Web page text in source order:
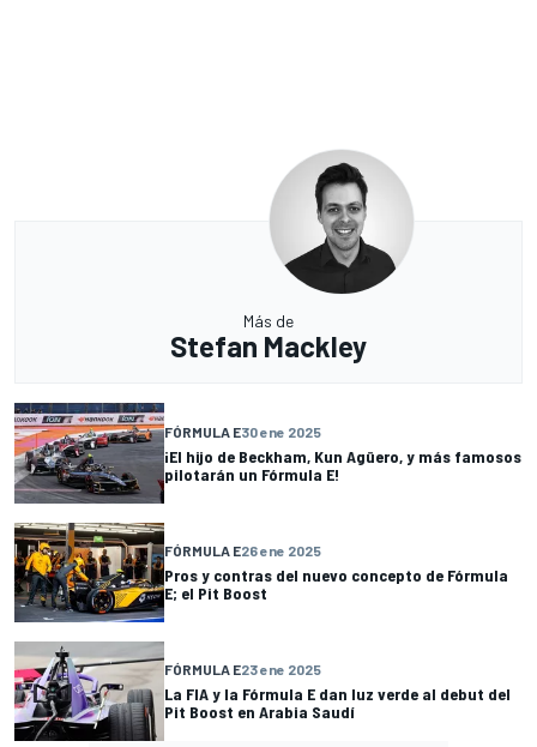
Más de
Stefan Mackley
FÓRMULA E30 ene 2025
¡El hijo de Beckham, Kun Agüero, y más famosos
pilotarán un Fórmula E!
FÓRMULA E26 ene 2025
Pros y contras del nuevo concepto de Fórmula
E; el Pit Boost
FÓRMULA E23 ene 2025
La FIA y la Fórmula E dan luz verde al debut del
Pit Boost en Arabia Saudí